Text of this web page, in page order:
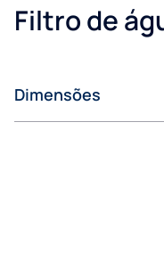
Filtro de
Dimensões